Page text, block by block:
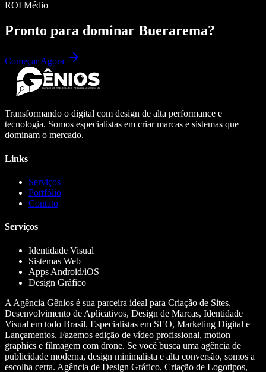
ROI Médio
Pronto para dominar Buerarema?
Começar Agora
Transformando o digital com design de alta performance e
tecnologia. Somos especialistas em criar marcas e sistemas que
dominam o mercado.
Links
Serviços
Portfólio
Contato
Serviços
Identidade Visual
Sistemas Web
Apps Android/iOS
Design Gráfico
A Agência Gênios é sua parceira ideal para Criação de Sites,
Desenvolvimento de Aplicativos, Design de Marcas, Identidade
Visual em todo Brasil. Especialistas em SEO, Marketing Digital e
Lançamentos. Fazemos edição de vídeo profissional, motion
graphics e filmagem com drone. Se você busca uma agência de
publicidade moderna, design minimalista e alta conversão, somos a
escolha certa. Agência de Design Gráfico, Criação de Logotipos,